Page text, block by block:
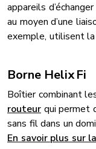
appareils
au moyen d’une
exemple, utilisent
Borne Helix Fi
Boîtier combinant
routeur qui permet
sans fil dans un
En savoir plus sur